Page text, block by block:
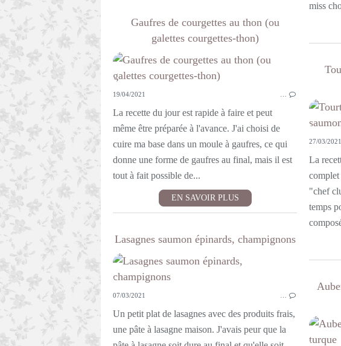
miss
Gaufres de courgettes au thon (ou
galettes courgettes-thon)
19/04/2021
La recette du jour est rapide à faire et peut
même être préparée à l'avance. J'ai choisi de
cuire ma base dans un moule à gaufres, ce qui
donne une forme de gaufres au final, mais il est
tout à fait possible de...
EN SAVOIR PLUS
27/03/2021
La
"chef
temps
Lasagnes saumon épinards, champignons
07/03/2021
Un petit plat de lasagnes avec des produits frais,
une pâte à lasagne maison. J'avais peur que la